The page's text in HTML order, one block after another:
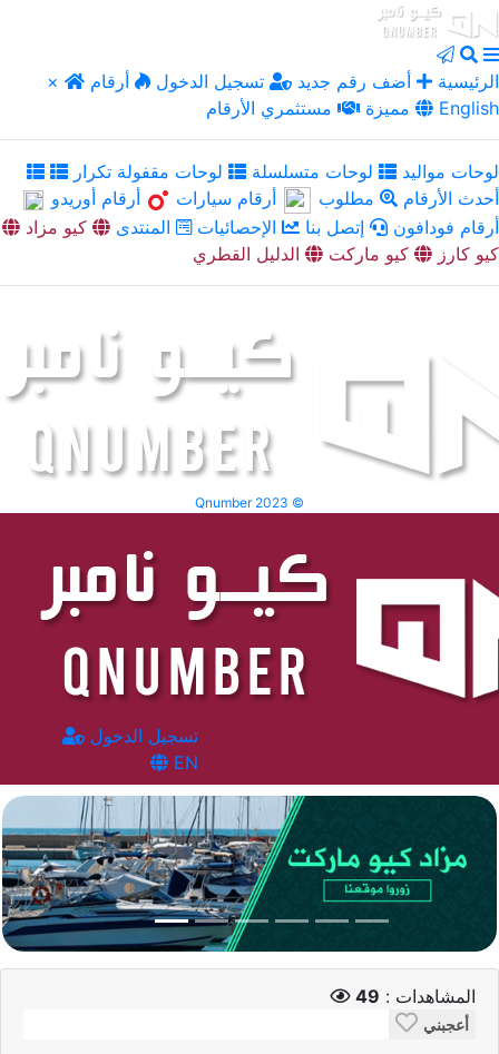
× الرئيسية أضف رقم جديد تسجيل الدخول
أرقام
مميزة
مستثمري الأرقام English
لوحات مواليد لوحات متسلسلة
لوحات مقفولة تكرار
أحدث الأرقام
مطلوب أرقام سيارات
أرقام أوريدو
أرقام فودافون
إتصل بنا الإحصائيات المنتدى
كيو مزاد
كيو كارز
كيو ماركت الدليل القطري
Qnumber 2023 ©
تسجيل الدخول
EN
المشاهدات : 49
أعجبني